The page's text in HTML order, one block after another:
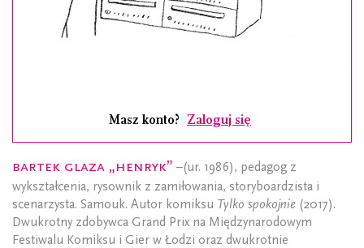
Masz konto? Zaloguj się
Bartek Glaza „Henryk” –(ur. 1986), pedagog z
wykształcenia, rysownik z zamiłowania, storyboardzista i
scenarzysta. Samouk. Autor komiksu Tylko spokojnie (2017).
Dwukrotny zdobywca Grand Prix na Międzynarodowym
Festiwalu Komiksu i Gier w Łodzi oraz dwukrotnie